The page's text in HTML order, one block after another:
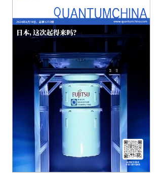
量子计算
量子通信&安全
量子精密测量
其他